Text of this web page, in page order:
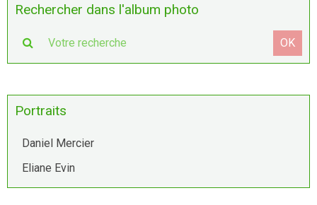
Rechercher dans l'album photo
OK
Portraits
Daniel Mercier
Eliane Evin